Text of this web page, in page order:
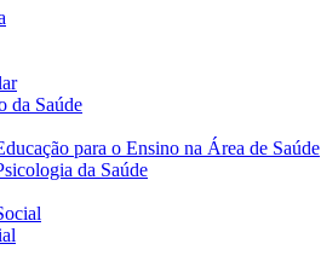
da Saúde
para o Ensino na Área de Saúde
da Saúde